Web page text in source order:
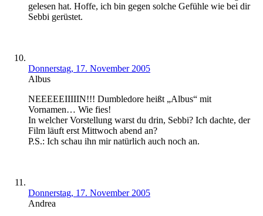
gelesen hat. Hoffe, ich bin gegen solche Gefühle wie bei dir
Sebbi gerüstet.
Donnerstag, 17. November 2005
Albus
NEEEEEIIIIIN!!! Dumbledore heißt „Albus“ mit
Vornamen… Wie fies!
In welcher Vorstellung warst du drin, Sebbi? Ich dachte, der
Film läuft erst Mittwoch abend an?
P.S.: Ich schau ihn mir natürlich auch noch an.
Donnerstag, 17. November 2005
Andrea